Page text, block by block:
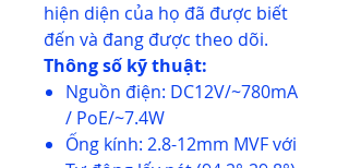
hiện diện của họ đã được biết
đến và đang được theo dõi.
Thông số kỹ thuật:
Nguồn điện: DC12V/~780mA
/ PoE/~7.4W
Ống kính: 2.8-12mm MVF với